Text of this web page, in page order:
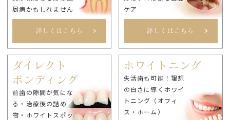
周病かもしれません
詳しくはこちら
ケア
詳しくはこちら
ダイレクト
ボンディング
前歯の隙間が気にな
る・治療後の詰め
物・ホワイトスポッ
ホワイトニング
失活歯も可能！理想
の白さに導くホワイ
トニング（オフィ
ス・ホーム）